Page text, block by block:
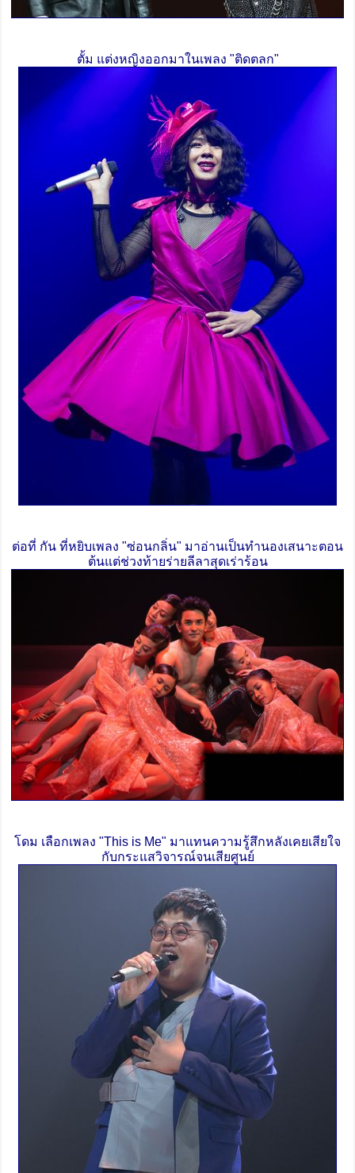
ตั้ม แต่งหญิงออกมาในเพลง "ติดตลก"
ต่อที่ กัน ที่หยิบเพลง "ซ่อนกลิ่น" มาอ่านเป็นทำนองเสนาะตอน
ต้นแต่ช่วงท้ายร่ายลีลาสุดเร่าร้อน
โดม เลือกเพลง "This is Me" มาแทนความรู้สึกหลังเคยเสียใจ
กับกระแสวิจารณ์จนเสียศูนย์